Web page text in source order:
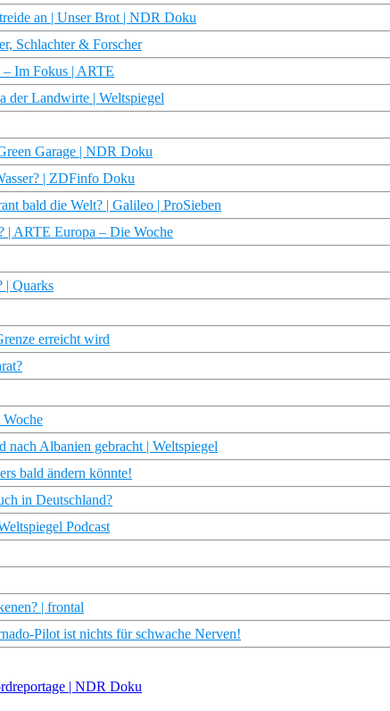
an | Unser Brot | NDR Doku
Schlachter & Forscher
Im Fokus | ARTE
der Landwirte | Weltspiegel
Garage | NDR Doku
| ZDFinfo Doku
bald die Welt? | Galileo | ProSieben
| ARTE Europa – Die Woche
| Quarks
erreicht wird
Albanien gebracht | Weltspiegel
bald ändern könnte!
in Deutschland?
Podcast
| frontal
Pilot ist nichts für schwache Nerven!
| NDR Doku